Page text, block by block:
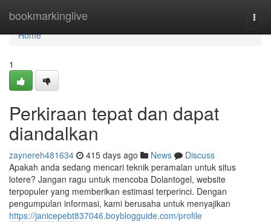
bookmarkinglive
Home
Home
1
Perkiraan tepat dan dapat
diandalkan
zaynereh481634 415 days ago News
Discuss
Apakah anda sedang mencari teknik peramalan untuk situs
lotere? Jangan ragu untuk mencoba Dolantogel, website
terpopuler yang memberikan estimasi terperinci. Dengan
pengumpulan informasi, kami berusaha untuk menyajikan
https://janicepebt837046.boyblogguide.com/profile